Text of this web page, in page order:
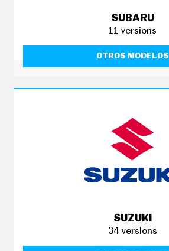
SUBARU
11 versions
OTROS MODELOS
SUZUKI
34 versions